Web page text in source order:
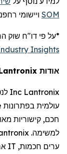
SOM ויישומי
*על פי דו"ח שוק
Insights
אודות
Lantronix
Inc
עולמית בפתרונות
חכם, קישוריות
למשימה.
ערים חכמות, IT